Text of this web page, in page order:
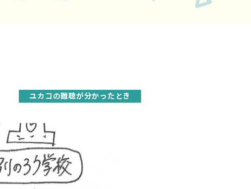
ユカコの難聴が分かったとき